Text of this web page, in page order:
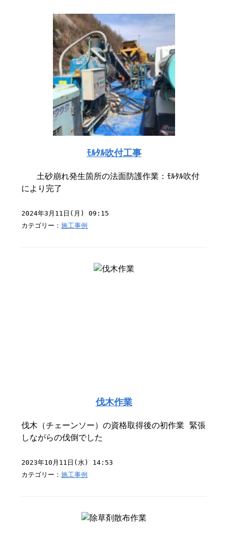
ﾓﾙﾀﾙ吹付工事
土砂崩れ発生箇所の法面防護作業：ﾓﾙﾀﾙ吹付
により完了
2024年3月11日(月) 09:15
カテゴリー：施工事例
伐木作業
伐木（チェーンソー）の資格取得後の初作業 緊張
しながらの伐倒でした
2023年10月11日(水) 14:53
カテゴリー：施工事例